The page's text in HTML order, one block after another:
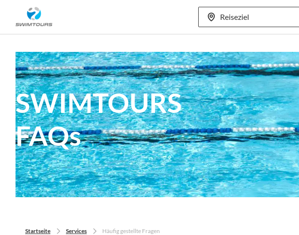
Mehr als 80 Standorte 97,8%
SWIMTOURS
FAQs
Startseite Services Häufig gestellte Fragen